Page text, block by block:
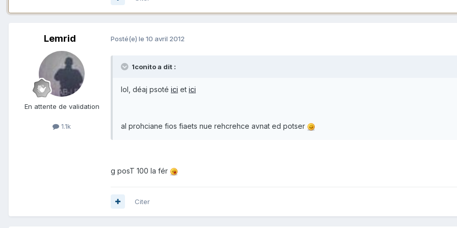
Lemrid
En attente de validation
1.1k
Posté(e) le 10 avril 2012
1conito a dit :
lol, déaj psoté ici et ici
al prohciane fios fiaets nue rehcrehce avnat ed potser
g posT 100 la fér
Citer